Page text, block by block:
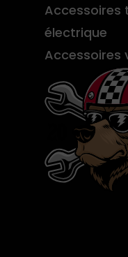
électrique
Accessoires